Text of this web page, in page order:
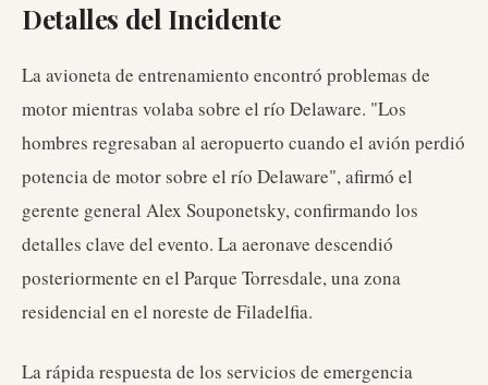
Detalles del Incidente
La avioneta de entrenamiento encontró problemas de
motor mientras volaba sobre el río Delaware. "Los
hombres regresaban al aeropuerto cuando el avión perdió
potencia de motor sobre el río Delaware", afirmó el
gerente general Alex Souponetsky, confirmando los
detalles clave del evento. La aeronave descendió
posteriormente en el Parque Torresdale, una zona
residencial en el noreste de Filadelfia.
La rápida respuesta de los servicios de emergencia